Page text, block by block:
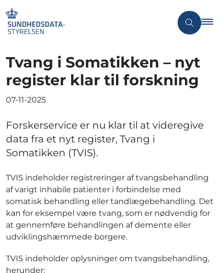
Tvang i Somatikken – nyt
register klar til forskning
07-11-2025
Forskerservice er nu klar til at videregive
data fra et nyt register, Tvang i
Somatikken (TVIS).
TVIS indeholder registreringer af tvangsbehandling
af varigt inhabile patienter i forbindelse med
somatisk behandling eller tandlægebehandling. Det
kan for eksempel være tvang, som er nødvendig for
at gennemføre behandlingen af demente eller
udviklingshæmmede borgere.
TVIS indeholder oplysninger om tvangsbehandling,
herunder: